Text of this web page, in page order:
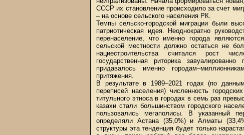
СССР их становление происходило за счет
– на основе сельского населения РК.
Темпы сельско-городской миграции были
патриотическая идея. Неоднократно
перенаселение, что именно города
сельской местности должно остаться не
нациестроительства считался рост
государственная риторика
придавалось именно
притяжения.
В результате в 1989–2021 годах (по
переписей населения) численность
титульного этноса в городах в семь раз
казахи стали большинством городского
пользовались мегаполисы. В указанный
определяли Астана (35,0%) и Алматы
структуры эта тенденция будет только